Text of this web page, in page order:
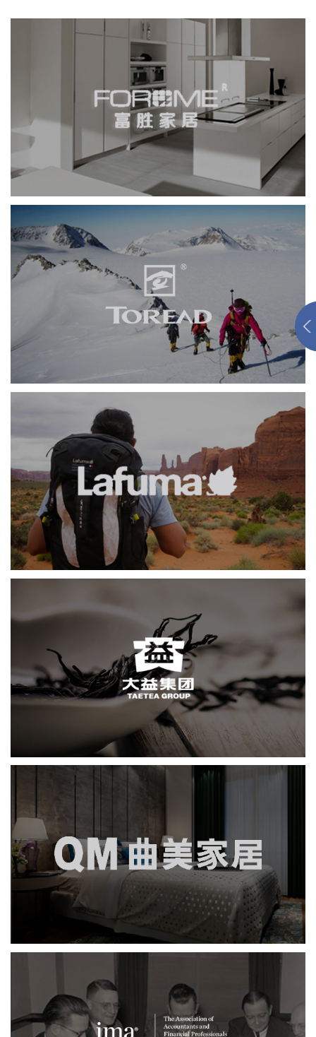
富胜家居
网页设计 家具家居
探路者
品牌官网 服装纺织 手机端网站
勒夫马
网页设计
大益
网页设计 电商网站
轻工食品
IT平台整体解决方案
曲美家居
品牌官网 社区网站 网页设计
微商城
电商网站
家具家居 IT平台整体解决方案
美国管理会计师协会